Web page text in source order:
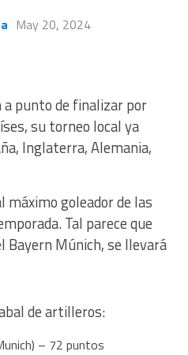
May 20, 2024
punto de finalizar por
su torneo local ya
Inglaterra, Alemania,
máximo goleador de las
Tal parece que
Bayern Múnich, se llevará
de artilleros:
– 72 puntos